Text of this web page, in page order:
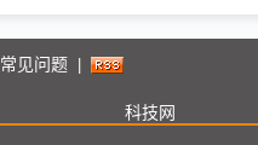
常见问题
科技网